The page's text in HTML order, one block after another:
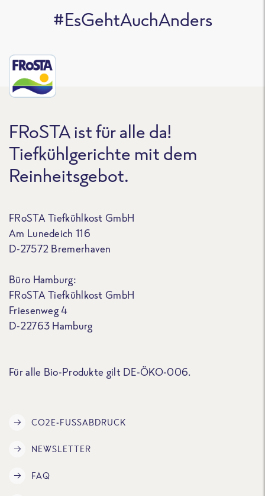
#EsGehtAuchAnders
FRoSTA ist für alle da!
Tiefkühlgerichte mit dem
Reinheitsgebot.
FRoSTA Tiefkühlkost GmbH
Am Lunedeich 116
D-27572 Bremerhaven
Büro Hamburg:
FRoSTA Tiefkühlkost GmbH
Friesenweg 4
D-22763 Hamburg
Für alle Bio-Produkte gilt DE-ÖKO-006.
CO2E-FUSSABDRUCK
NEWSLETTER
FAQ